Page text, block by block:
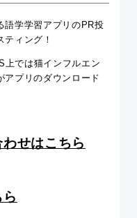
語学学習アプリのPR投
ィング！
上では猫インフルエン
アプリのダウンロード
せはこちら